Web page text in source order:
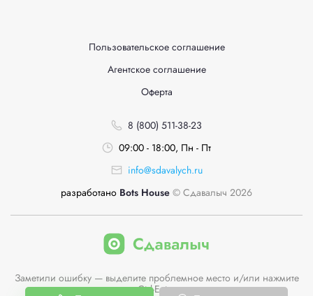
Пользовательское соглашение
Агентское соглашение
Оферта
8 (800) 511-38-23
09:00 - 18:00, Пн - Пт
info@sdavalych.ru
разработано Bots House © Сдавалыч 2026
Заметили ошибку — выделите проблемное место и/или нажмите
Ctrl-Enter